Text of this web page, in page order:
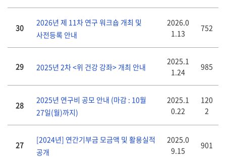
30
2026년 제 11차 연구 워크숍 개최 및
사전등록 안내
2026.0
1.13
752
29 2025년 2차 <위 건강 강좌> 개최 안내
2025.1
1.24
985
28
2025년 연구비 공모 안내 (마감 : 10월
27일(월)까지)
2025.1
0.22
120
2
27
[2024년] 연간기부금 모금액 및 활용실적
공개
2025.0
9.15
901